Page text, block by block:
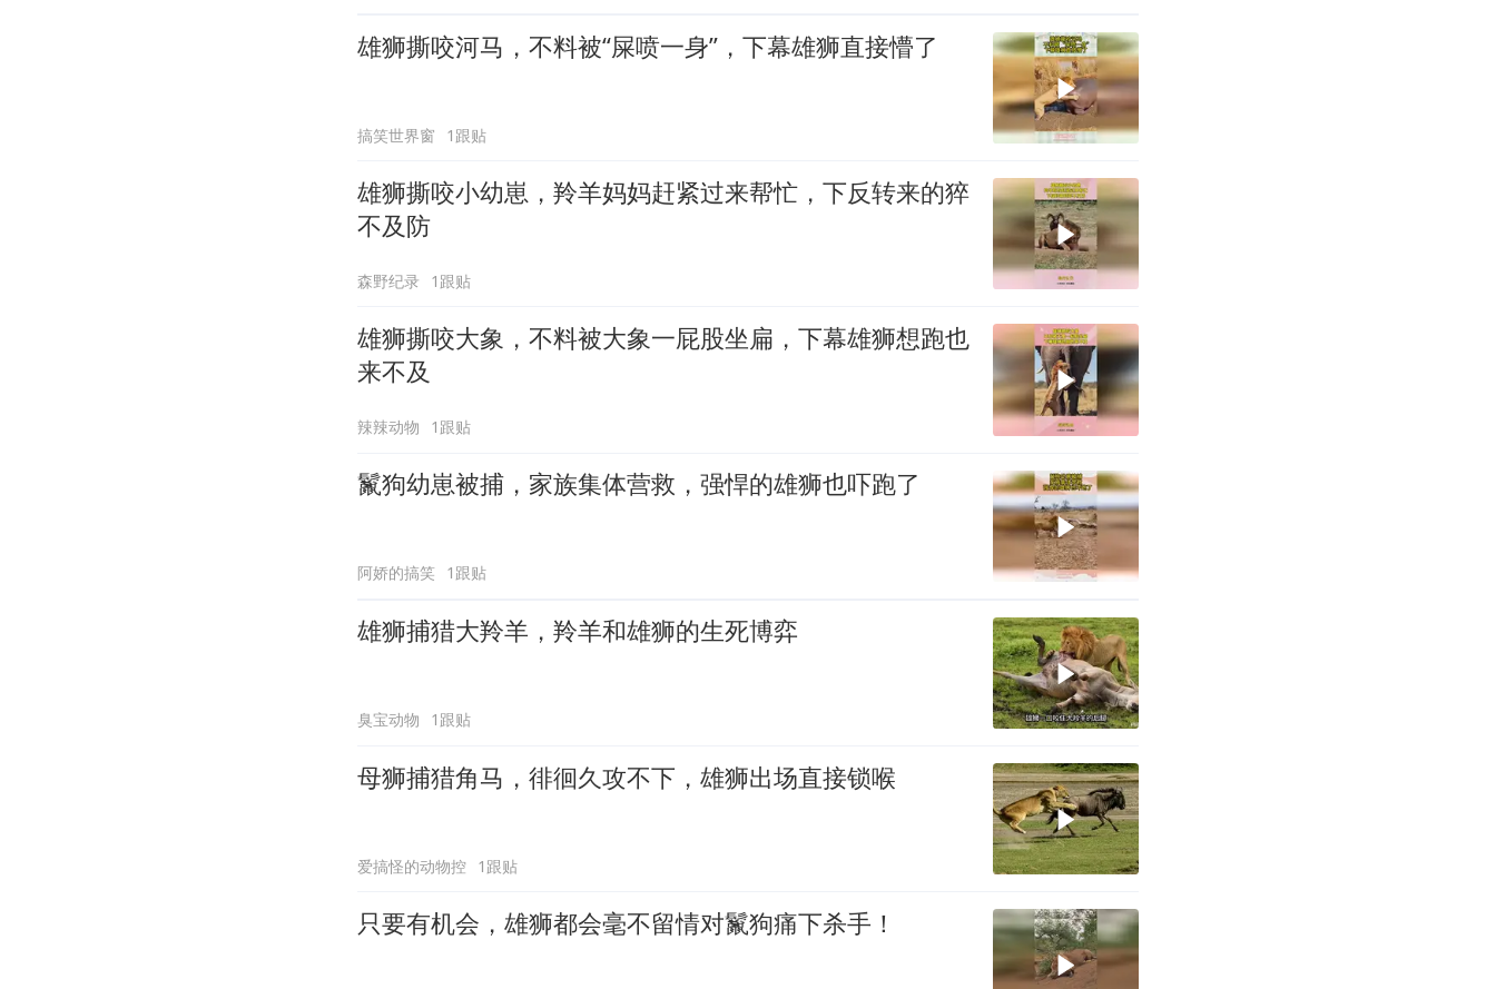
雄狮撕咬河马，不料被“屎喷一身”，下幕雄狮直接懵了
搞笑世界窗 1跟贴
雄狮撕咬小幼崽，羚羊妈妈赶紧过来帮忙，下反转来的猝
不及防
森野纪录 1跟贴
雄狮撕咬大象，不料被大象一屁股坐扁，下幕雄狮想跑也
来不及
辣辣动物 1跟贴
鬣狗幼崽被捕，家族集体营救，强悍的雄狮也吓跑了
阿娇的搞笑 1跟贴
雄狮捕猎大羚羊，羚羊和雄狮的生死博弈
臭宝动物 1跟贴
母狮捕猎角马，徘徊久攻不下，雄狮出场直接锁喉
爱搞怪的动物控 1跟贴
只要有机会，雄狮都会毫不留情对鬣狗痛下杀手！